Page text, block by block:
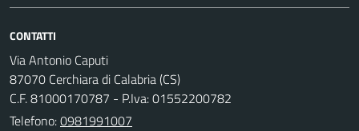
CONTATTI
Via Antonio Caputi
87070 Cerchiara di Calabria (CS)
C.F. 81000170787 - P.Iva: 01552200782
Telefono:0981991007